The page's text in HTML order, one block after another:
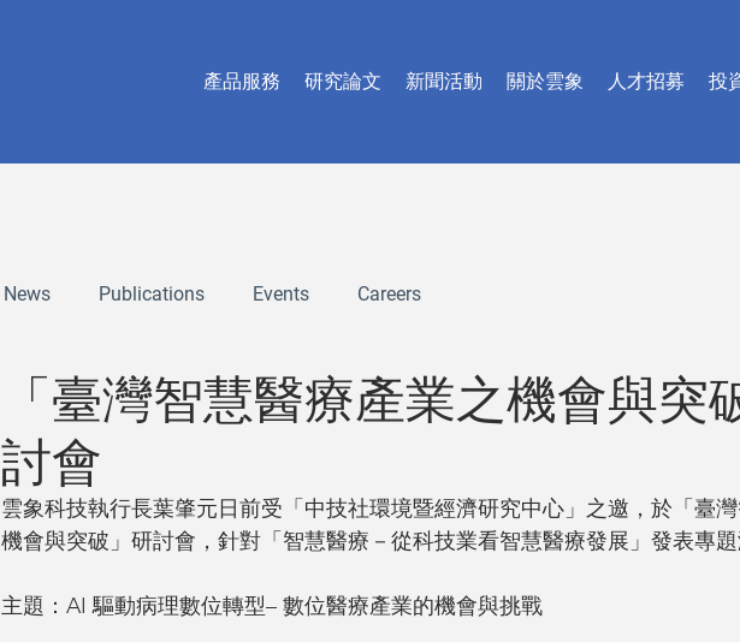
產品服務 研究論文 新聞活動 關於雲象 人才招募 投
News Publications Events Careers
「臺灣智慧醫療產業之機會與突
討會
雲象科技執行長葉肇元日前受「中技社環境暨經濟研究中心」之邀，於「臺
機會與突破」研討會，針對「智慧醫療－從科技業看智慧醫療發展」發表專
主題：AI 驅動病理數位轉型– 數位醫療產業的機會與挑戰